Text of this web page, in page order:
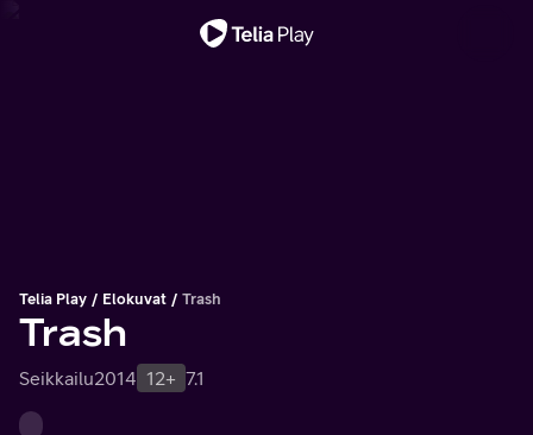
Telia Play Elokuvat Trash
Trash
Seikkailu2014 12+ 7.1